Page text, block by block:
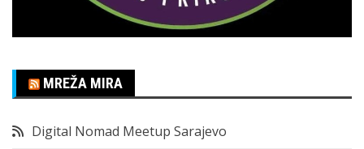
MREŽA MIRA
Digital Nomad Meetup Sarajevo